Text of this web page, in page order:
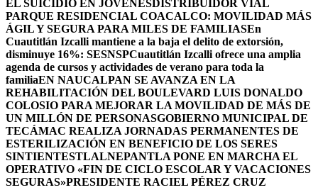
EL SUICIDIO EN JÓVENESDISTRIBUIDOR VIAL
PARQUE RESIDENCIAL COACALCO: MOVILIDAD MÁS
ÁGIL Y SEGURA PARA MILES DE FAMILIASEn
Cuautitlán Izcalli mantiene a la baja el delito de extorsión,
disminuye 16%: SESNSPCuautitlán Izcalli ofrece una amplia
agenda de cursos y actividades de verano para toda la
familiaEN NAUCALPAN SE AVANZA EN LA
REHABILITACIÓN DEL BOULEVARD LUIS DONALDO
COLOSIO PARA MEJORAR LA MOVILIDAD DE MÁS DE
UN MILLÓN DE PERSONASGOBIERNO MUNICIPAL DE
TECÁMAC REALIZA JORNADAS PERMANENTES DE
ESTERILIZACIÓN EN BENEFICIO DE LOS SERES
SINTIENTESTLALNEPANTLA PONE EN MARCHA EL
OPERATIVO «FIN DE CICLO ESCOLAR Y VACACIONES
SEGURAS»PRESIDENTE RACIEL PÉREZ CRUZ